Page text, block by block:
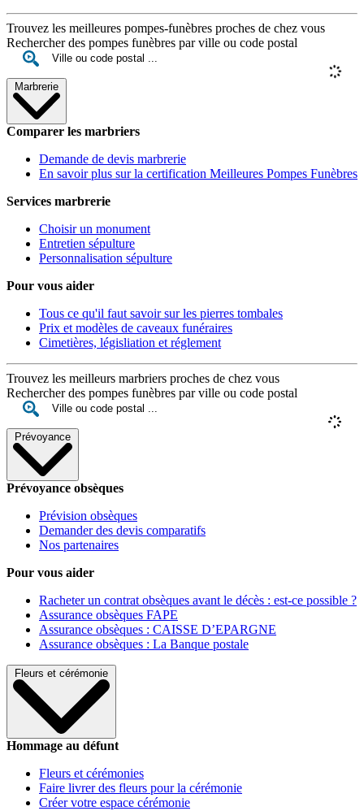
Trouvez les meilleures pompes-funèbres proches de chez vous
Rechercher des pompes funèbres par ville ou code postal
Marbrerie
Comparer les marbriers
Demande de devis marbrerie
En savoir plus sur la certification Meilleures Pompes Funèbres
Services marbrerie
Choisir un monument
Entretien sépulture
Personnalisation sépulture
Pour vous aider
Tous ce qu'il faut savoir sur les pierres tombales
Prix et modèles de caveaux funéraires
Cimetières, législiation et réglement
Trouvez les meilleurs marbriers proches de chez vous
Rechercher des pompes funèbres par ville ou code postal
Prévoyance
Prévoyance obsèques
Prévision obsèques
Demander des devis comparatifs
Nos partenaires
Pour vous aider
Racheter un contrat obsèques avant le décès : est-ce possible ?
Assurance obsèques FAPE
Assurance obsèques : CAISSE D’EPARGNE
Assurance obsèques : La Banque postale
Fleurs et cérémonie
Hommage au défunt
Fleurs et cérémonies
Faire livrer des fleurs pour la cérémonie
Créer votre espace cérémonie